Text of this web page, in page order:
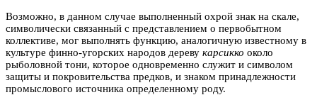
Возможно, в данном случае выполненный охрой знак на скале,
символически связанный с представлением о первобытном
коллективе, мог выполнять функцию, аналогичную известному в
культуре финно-угорских народов дереву карсикко около
рыболовной тони, которое одновременно служит и символом
защиты и покровительства предков, и знаком принадлежности
промыслового источника определенному роду.